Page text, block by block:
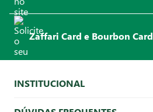
Zaffari Card e Bourbon Card
INSTITUCIONAL